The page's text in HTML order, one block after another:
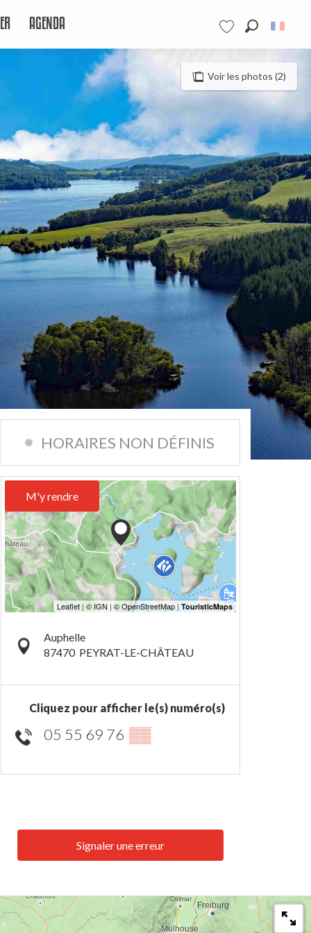
Voir les favoris
AGENDA
Voir les photos (2)
HORAIRES NON DÉFINIS
M'y rendre
Auphelle
87470 PEYRAT-LE-CHÂTEAU
Cliquez pour afficher le(s) numéro(s)
05 55 69 76 ▒▒
Signaler une erreur